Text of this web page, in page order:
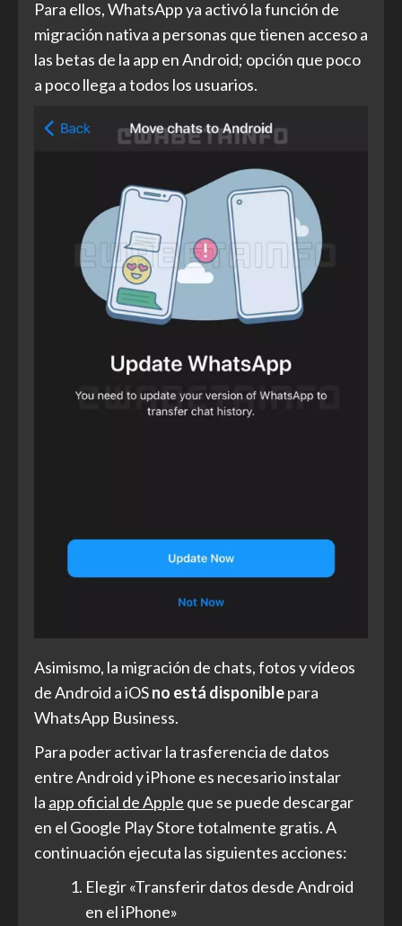
Para ellos, WhatsApp ya activó la función de
migración nativa a personas que tienen acceso a
las betas de la app en Android; opción que poco
a poco llega a todos los usuarios.
Asimismo, la migración de chats, fotos y vídeos
de Android a iOSno está disponiblepara
WhatsApp Business.
Para poder activar la trasferencia de datos
entre Android y iPhone es necesario instalar
la app oficial de Apple que se puede descargar
en el Google Play Store totalmente gratis. A
continuación ejecuta las siguientes acciones:
Elegir «Transferir datos desde Android
en el iPhone»